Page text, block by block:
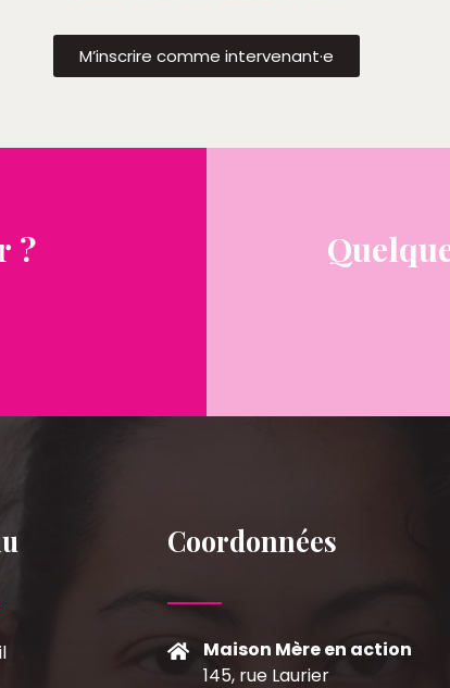
M’inscrire comme intervenant·e
?
Coordonnées
Maison Mère en action
145, rue Laurier